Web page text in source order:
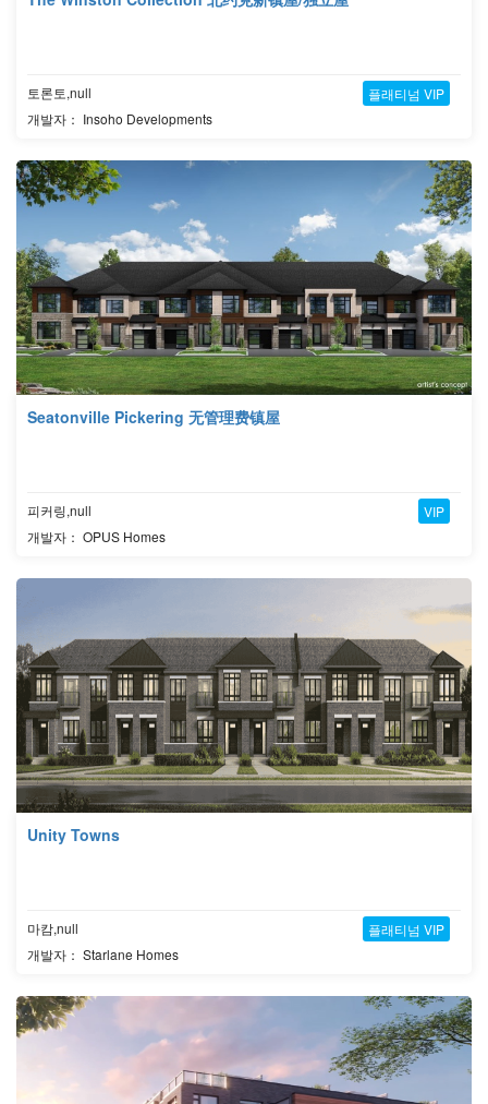
토론토,null
개발자： Insoho Developments
플래티넘 VIP
Seatonville Pickering 无管理费镇屋
피커링,null
개발자： OPUS Homes
VIP
Unity Towns
마캄,null
개발자： Starlane Homes
플래티넘 VIP